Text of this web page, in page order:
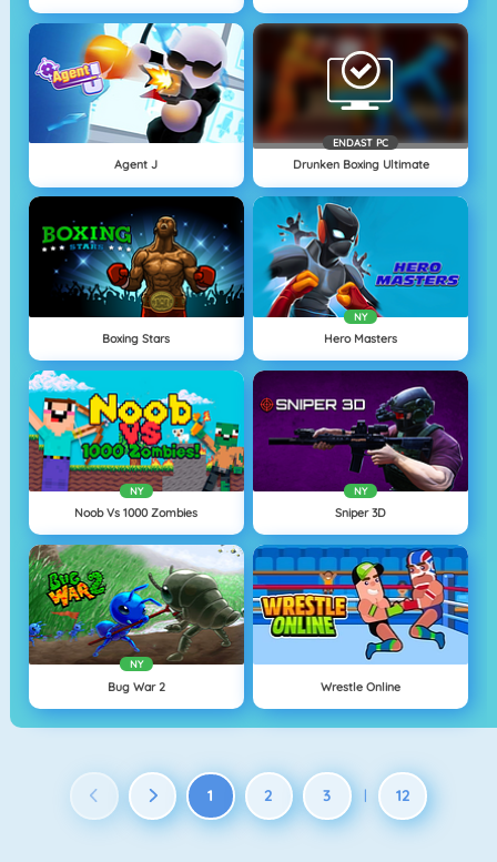
Agent J
ENDAST PC
Drunken Boxing Ultimate
Boxing Stars
NY
Hero Masters
NY
Noob Vs 1000 Zombies
NY
Sniper 3D
NY
Bug War 2 Wrestle Online
1 2 3 | 12